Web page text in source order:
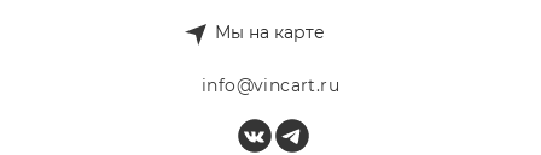
Мы на карте
info@vincart.ru